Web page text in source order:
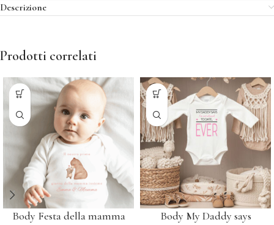
Descrizione
Prodotti correlati
Body Festa della mamma
Body My Daddy says